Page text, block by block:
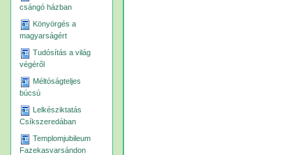
csángó házban
Könyörgés a
magyarságért
Tudósítás a világ
végéről
Méltóságteljes
búcsú
Lelkésziktatás
Csíkszeredában
Templomjubileum
Fazekasvarsándon